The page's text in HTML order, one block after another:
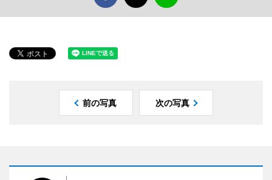
前の写真 次の写真